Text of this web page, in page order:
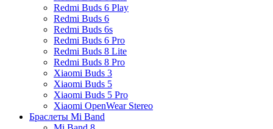
Redmi Buds 6 Play
Redmi Buds 6
Redmi Buds 6s
Redmi Buds 6 Pro
Redmi Buds 8 Lite
Redmi Buds 8 Pro
Xiaomi Buds 3
Xiaomi Buds 5
Xiaomi Buds 5 Pro
Xiaomi OpenWear Stereo
Браслеты Mi Band